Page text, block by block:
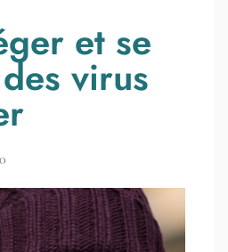
et se
virus